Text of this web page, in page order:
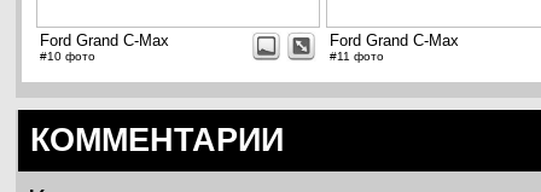
Ford Grand C-Max
#10 фото
Ford Grand C-Max
#11 фото
КОММЕНТАРИИ